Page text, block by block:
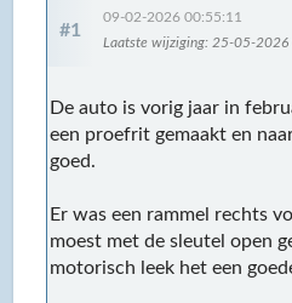
#1
09-02-2026 00:55:11
Laatste wijziging: 25-05-2026
De auto is vorig jaar in
een proefrit gemaakt en
goed.
Er was een rammel rechts
moest met de sleutel open
motorisch leek het een